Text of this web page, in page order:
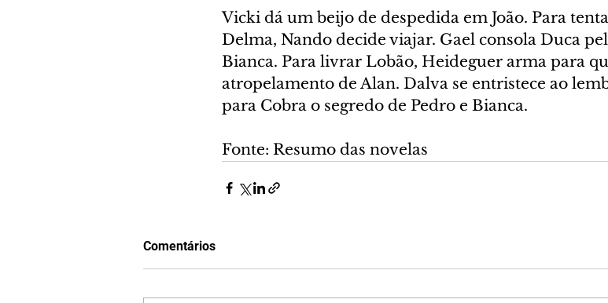
Vicki dá um beijo de despedida em João. Para
Delma, Nando decide viajar. Gael consola Duca
Bianca. Para livrar Lobão, Heideguer arma para
atropelamento de Alan. Dalva se entristece ao
para Cobra o segredo de Pedro e Bianca.
Fonte: Resumo das novelas
Comentários